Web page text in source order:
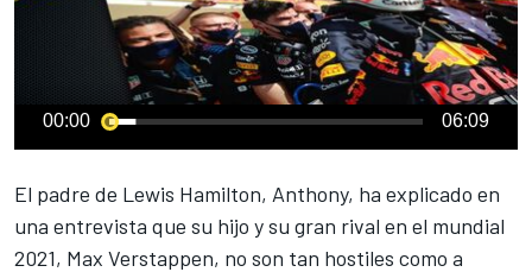
00:00 06:09
El padre de Lewis Hamilton, Anthony, ha explicado en
una entrevista que su hijo y su gran rival en el mundial
2021, Max Verstappen, no son tan hostiles como a